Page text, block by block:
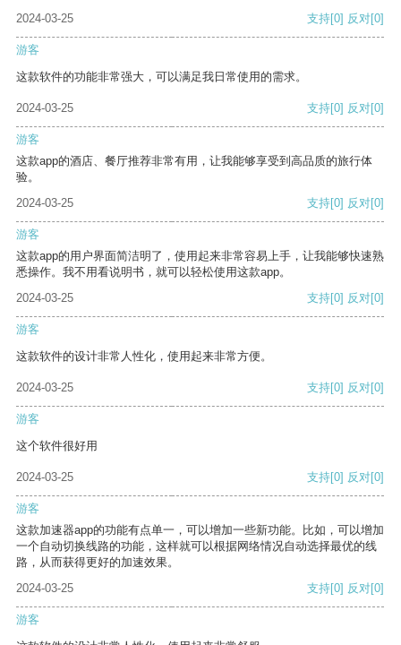
2024-03-25 支持[0] 反对[0]
游客
这款软件的功能非常强大，可以满足我日常使用的需求。
2024-03-25 支持[0] 反对[0]
游客
这款app的酒店、餐厅推荐非常有用，让我能够享受到高品质的旅行体
验。
2024-03-25
支持[0] 反对[0]
游客
这款app的用户界面简洁明了，使用起来非常容易上手，让我能够快速熟
悉操作。我不用看说明书，就可以轻松使用这款app。
2024-03-25
支持[0] 反对[0]
游客
这款软件的设计非常人性化，使用起来非常方便。
2024-03-25 支持[0] 反对[0]
游客
这个软件很好用
2024-03-25 支持[0] 反对[0]
游客
这款加速器app的功能有点单一，可以增加一些新功能。比如，可以增加
一个自动切换线路的功能，这样就可以根据网络情况自动选择最优的线
路，从而获得更好的加速效果。
2024-03-25
支持[0] 反对[0]
游客